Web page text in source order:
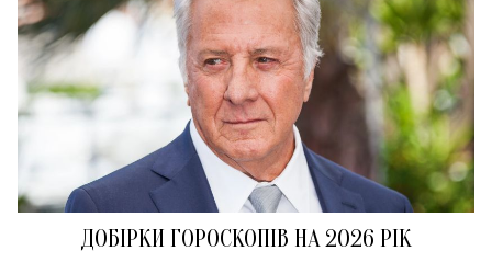
ДОБІРКИ ГОРОСКОПІВ НА 2026 РІК